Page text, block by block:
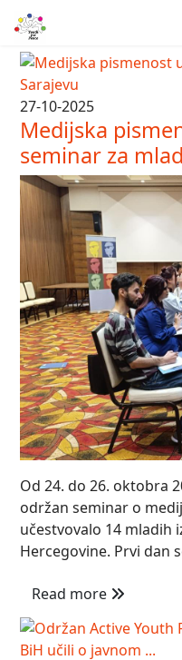
27-10-2025
Medijska
seminar za
Od 24. do 26. oktobra
održan seminar o
učestvovalo 14 mladih
Hercegovine. Prvi dan
Read more